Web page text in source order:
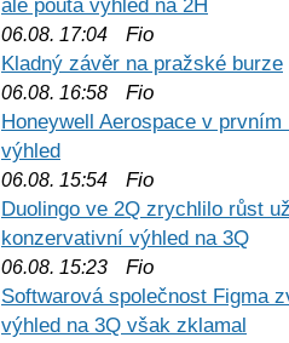
06.08. 17:04 Fio
Kladný závěr na pražské burze
06.08. 16:58 Fio
Honeywell Aerospace v
výhled
06.08. 15:54 Fio
Duolingo ve 2Q zrychlilo růst
konzervativní výhled na 3Q
06.08. 15:23 Fio
Softwarová společnost Figma
výhled na 3Q však zklamal